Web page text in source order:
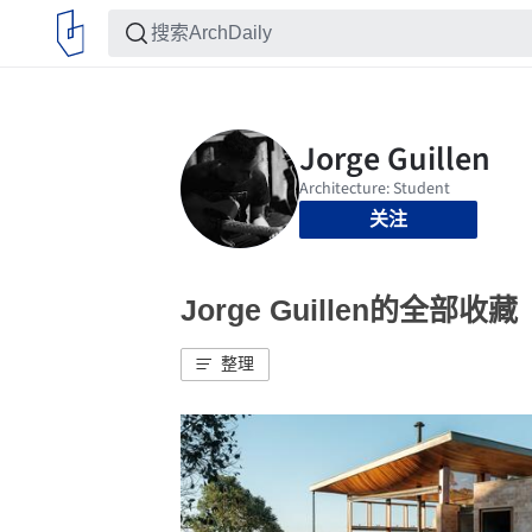
关注
Jorge Guillen的全部收藏
整理